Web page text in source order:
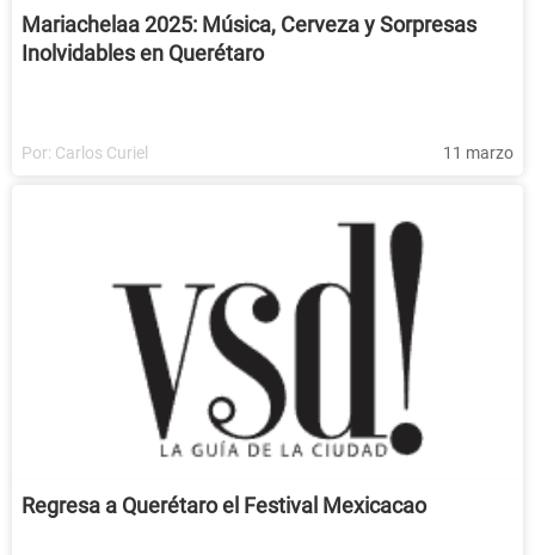
Mariachelaa 2025: Música, Cerveza y Sorpresas
Inolvidables en Querétaro
Por: Carlos Curiel 11 marzo
Regresa a Querétaro el Festival Mexicacao